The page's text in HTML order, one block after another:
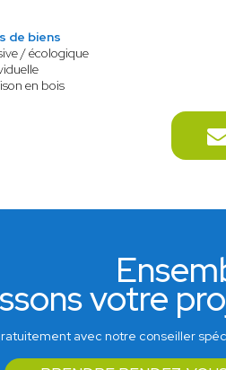
de biens
/ écologique
en bois
votre
avec notre conseiller